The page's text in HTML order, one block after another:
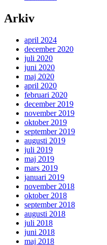
Arkiv
april 2024
december 2020
juli 2020
juni 2020
maj 2020
april 2020
februari 2020
december 2019
november 2019
oktober 2019
september 2019
augusti 2019
juli 2019
maj 2019
mars 2019
januari 2019
november 2018
oktober 2018
september 2018
augusti 2018
juli 2018
juni 2018
maj 2018